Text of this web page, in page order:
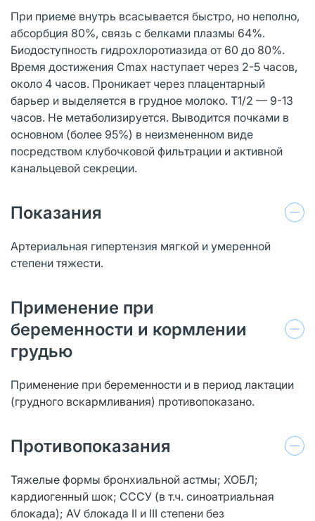
При приеме внутрь всасывается быстро, но неполно,
абсорбция 80%, связь с белками плазмы 64%.
Биодоступность гидрохлоротиазида от 60 до 80%.
Время достижения Cmax наступает через 2-5 часов,
около 4 часов. Проникает через плацентарный
барьер и выделяется в грудное молоко. T1/2 — 9-13
часов. Не метаболизируется. Выводится почками в
основном (более 95%) в неизмененном виде
посредством клубочковой фильтрации и активной
канальцевой секреции.
Показания
Артериальная гипертензия мягкой и умеренной
степени тяжести.
Применение при
беременности и кормлении
грудью
Применение при беременности и в период лактации
(грудного вскармливания) противопоказано.
Противопоказания
Тяжелые формы бронхиальной астмы; ХОБЛ;
кардиогенный шок; СССУ (в т.ч. синоатриальная
блокада); AV блокада II и III степени без